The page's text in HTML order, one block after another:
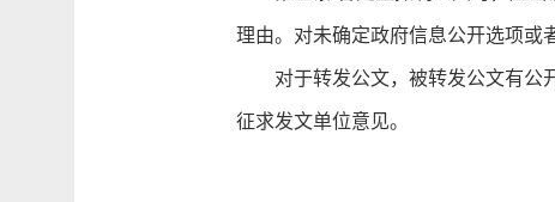
理由。对未确定政府信息公开选项或
对于转发公文，被转发公文有公开
征求发文单位意见。